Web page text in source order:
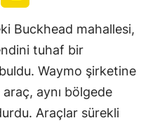
Buckhead mahallesi,
tuhaf bir
Waymo şirketine
aynı bölgede
Araçlar sürekli